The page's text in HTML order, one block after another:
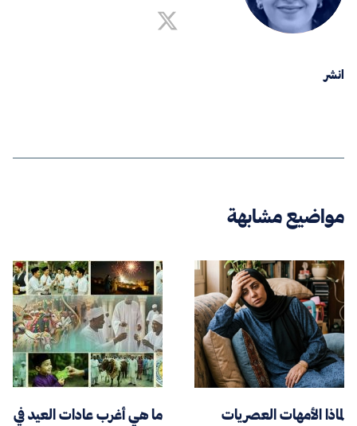
انشر
مواضيع مشابهة
لماذا الأمهات العصريات
ما هي أغرب عادات العيد في